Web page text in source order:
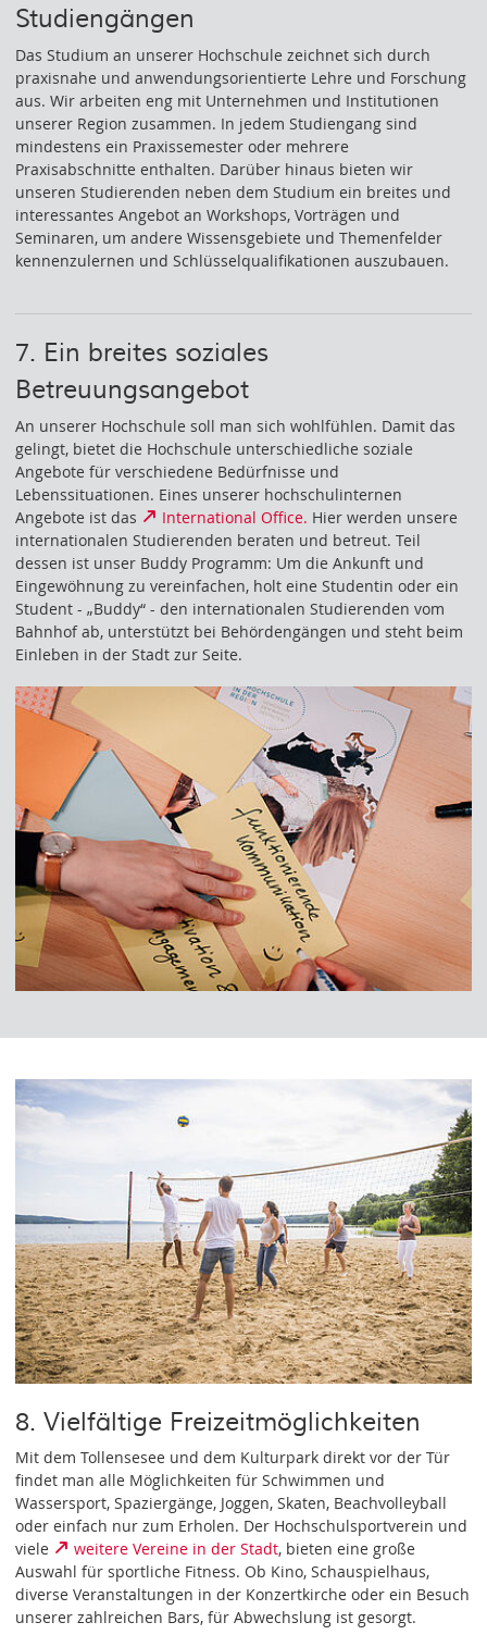
Studiengängen
Das Studium an unserer Hochschule zeichnet sich durch
praxisnahe und anwendungsorientierte Lehre und Forschung
aus. Wir arbeiten eng mit Unternehmen und Institutionen
unserer Region zusammen. In jedem Studiengang sind
mindestens ein Praxissemester oder mehrere
Praxisabschnitte enthalten. Darüber hinaus bieten wir
unseren Studierenden neben dem Studium ein breites und
interessantes Angebot an Workshops, Vorträgen und
Seminaren, um andere Wissensgebiete und Themenfelder
kennenzulernen und Schlüsselqualifikationen auszubauen.
7. Ein breites soziales
Betreuungsangebot
An unserer Hochschule soll man sich wohlfühlen. Damit das
gelingt, bietet die Hochschule unterschiedliche soziale
Angebote für verschiedene Bedürfnisse und
Lebenssituationen. Eines unserer hochschulinternen
Angebote ist das
International Office. Hier werden unsere
internationalen Studierenden beraten und betreut. Teil
dessen ist unser Buddy Programm: Um die Ankunft und
Eingewöhnung zu vereinfachen, holt eine Studentin oder ein
Student - „Buddy“ - den internationalen Studierenden vom
Bahnhof ab, unterstützt bei Behördengängen und steht beim
Einleben in der Stadt zur Seite.
8. Vielfältige Freizeitmöglichkeiten
Mit dem Tollensesee und dem Kulturpark direkt vor der Tür
findet man alle Möglichkeiten für Schwimmen und
Wassersport, Spaziergänge, Joggen, Skaten, Beachvolleyball
oder einfach nur zum Erholen. Der Hochschulsportverein und
viele
weitere Vereine in der Stadt, bieten eine große
Auswahl für sportliche Fitness. Ob Kino, Schauspielhaus,
diverse Veranstaltungen in der Konzertkirche oder ein Besuch
unserer zahlreichen Bars, für Abwechslung ist gesorgt.